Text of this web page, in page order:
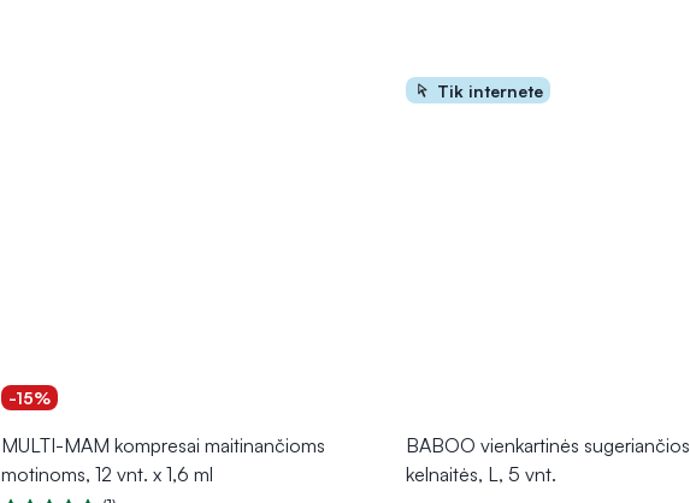
-15%
MULTI-MAM kompresai maitinančioms
motinoms, 12 vnt. x 1,6 ml
Tik internete
BABOO vienkartinės sugeriančios
kelnaitės, L, 5 vnt.